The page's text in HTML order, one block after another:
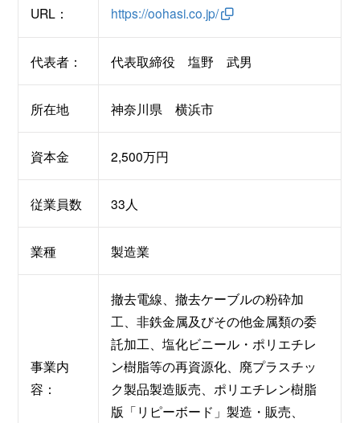
URL： https://oohasi.co.jp/
代表者： 代表取締役 塩野 武男
所在地 神奈川県 横浜市
資本金 2,500万円
従業員数 33人
業種 製造業
事業内
容：
撤去電線、撤去ケーブルの粉砕加
工、非鉄金属及びその他金属類の委
託加工、塩化ビニール・ポリエチレ
ン樹脂等の再資源化、廃プラスチッ
ク製品製造販売、ポリエチレン樹脂
版「リピーボード」製造・販売、